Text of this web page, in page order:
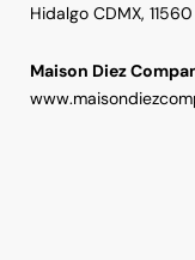
Hidalgo CDMX, 11560
Maison Diez